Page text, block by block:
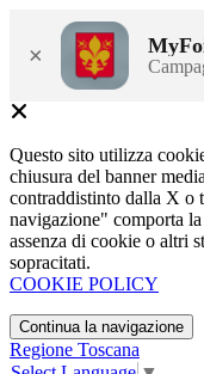
×
Questo sito utilizza
chiusura del banner
contraddistinto dalla X o
navigazione" comporta
assenza di cookie o altri
sopracitati.
COOKIE POLICY
Continua la navigazione
Regione Toscana